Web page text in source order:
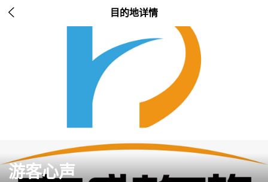
 目的地详情
游客心声